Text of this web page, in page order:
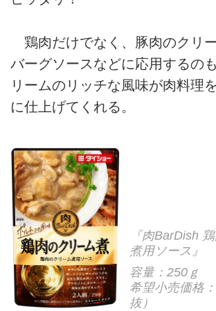
鶏肉だけでなく、豚肉のクリ
バーグソースなどに応用するの
リームのリッチな風味が肉料理
に仕上げてくれる。
『肉BarDish
煮用ソース』
容量：250ｇ
希望小売価格
抜）